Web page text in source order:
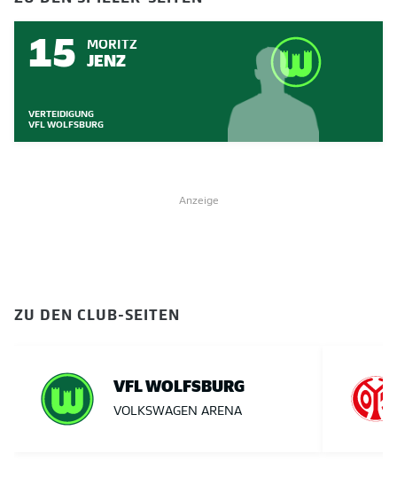
15 MORITZ
JENZ
VERTEIDIGUNG
VFL WOLFSBURG
Anzeige
ZU DEN CLUB-SEITEN
VFL WOLFSBURG
VOLKSWAGEN ARENA